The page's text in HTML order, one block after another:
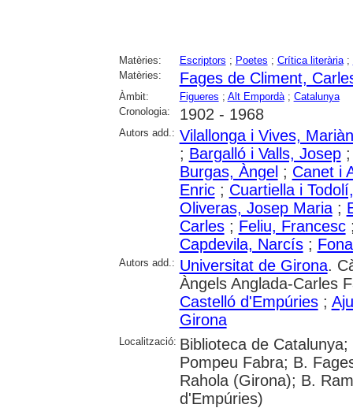
Matèries: Escriptors ; Poetes ; Crítica literària;
Matèries:
Fages de Climent,
Àmbit: Figueres ; Alt Empordà; Catalunya
Cronologia:
1902 - 1968
Autors add.: Vilallonga i Vives,
; Bargalló i Valls, Josep
Burgas, Àngel ; Canet i
Enric; Cuartiella i
Oliveras, Josep Maria;
Carles; Feliu, Francesc
Capdevila, Narcís;
Autors add.: Universitat de Girona.
Àngels Anglada-Carles
Castelló d'Empúries;
Girona
Localització: Biblioteca de
Pompeu Fabra; B.
Rahola (Girona); B.
d'Empúries)